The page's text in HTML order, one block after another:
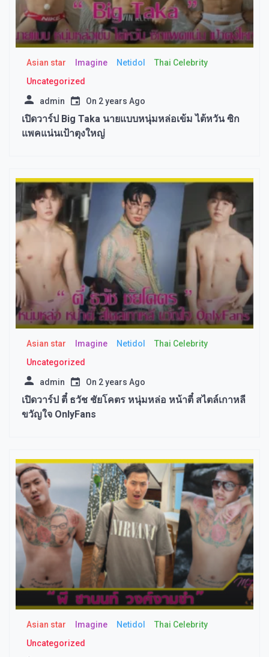
Asian star Imagine​ Netidol
Thai Celebrity
Uncategorized
admin On 2 years Ago
เปิดวาร์ป Big Taka นายแบบหนุ่มหล่อเข้ม ไต้หวัน ซิก
แพคแน่นเป้าตุงใหญ่
Asian star Imagine​ Netidol
Thai Celebrity
Uncategorized
admin On 2 years Ago
เปิดวาร์ป ตี๋ ธวัช ชัยโคตร หนุ่มหล่อ หน้าตี๋ สไตล์เกาหลี
ขวัญใจ OnlyFans
Asian star Imagine​ Netidol
Thai Celebrity
Uncategorized